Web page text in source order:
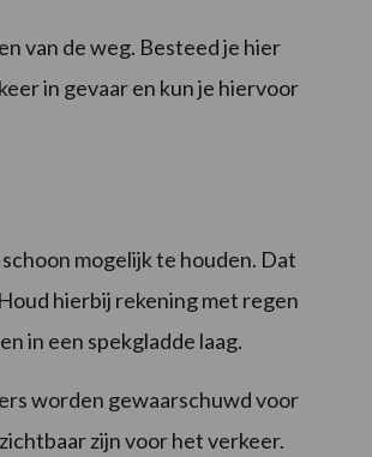
van de weg. Besteed je hier
in gevaar en kun je hiervoor
mogelijk te houden. Dat
hierbij rekening met regen
in een spekgladde laag.
worden gewaarschuwd voor
zijn voor het verkeer.